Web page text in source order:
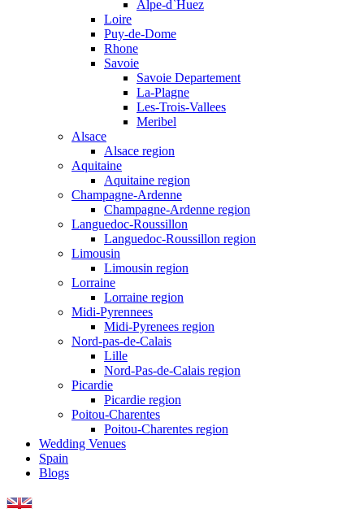
Alpe-d`Huez
Loire
Puy-de-Dome
Rhone
Savoie
Savoie Departement
La-Plagne
Les-Trois-Vallees
Meribel
Alsace
Alsace region
Aquitaine
Aquitaine region
Champagne-Ardenne
Champagne-Ardenne region
Languedoc-Roussillon
Languedoc-Roussillon region
Limousin
Limousin region
Lorraine
Lorraine region
Midi-Pyrennees
Midi-Pyrenees region
Nord-pas-de-Calais
Lille
Nord-Pas-de-Calais region
Picardie
Picardie region
Poitou-Charentes
Poitou-Charentes region
Wedding Venues
Spain
Blogs